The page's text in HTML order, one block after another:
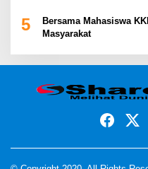
5
Bersama Mahasiswa
Masyarakat